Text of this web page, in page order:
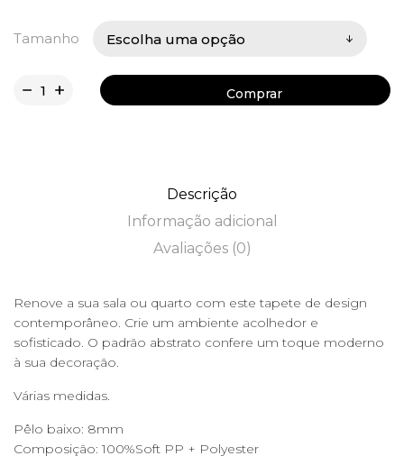
Tamanho
Comprar
Descrição
Informação adicional
Avaliações (0)
Renove a sua sala ou quarto com este tapete de design
contemporâneo. Crie um ambiente acolhedor e
sofisticado. O padrão abstrato confere um toque moderno
à sua decoração.
Várias medidas.
Pêlo baixo: 8mm
Composição: 100%Soft PP + Polyester